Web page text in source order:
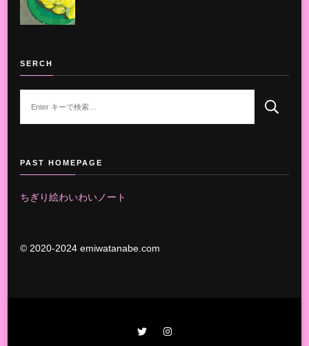
SERCH
探
で
?
PAST HOMEPAGE
ちぎり絵わいわいノート
© 2020-2024 emiwatanabe.com